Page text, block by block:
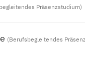
Präsenzstudium)
(Berufsbegleitendes